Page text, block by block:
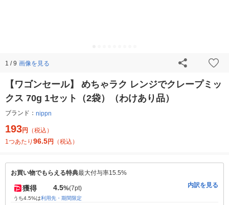
1 / 9 画像を見る
【ワゴンセール】 めちゃラク レンジでクレープミッ
クス 70g 1セット（2袋）（わけあり品）
ブランド： nippn
193円
（税込）
1つあたり 96.5円 （税込）
お買い物でもらえる特典最大付与率15.5%
獲得 4.5%(7pt)
うち4.5%は利用先・期間限定
内訳を見る